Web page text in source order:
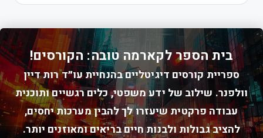
בית הספר לקארמה טובה: הקורסים!
ספריית קורסים דיגיטליים בהנחיית עו״ד רות דיין
וולפנר. שילוב של ידע משפטי, כלים רגשיים ותוכנית
עבודה פרקטית שיעזרו לך להבין מערכות יחסים,
להציב גבולות ולבנות חיים בריאים ומאוזנים יותר.